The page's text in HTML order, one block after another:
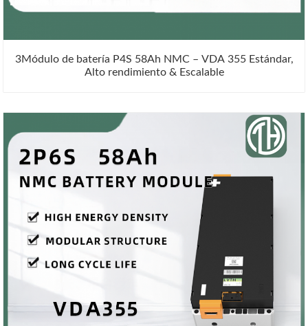
3Módulo de batería P4S 58Ah NMC – VDA 355 Estándar,
Alto rendimiento & Escalable